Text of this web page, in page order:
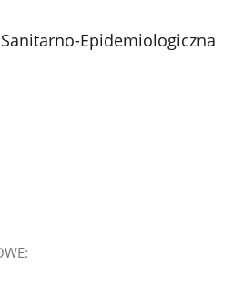
Epidemiologiczna